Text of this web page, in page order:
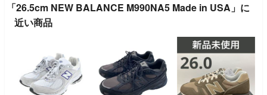
「26.5cm NEW BALANCE M990NA5 Made in USA」に
近い商品